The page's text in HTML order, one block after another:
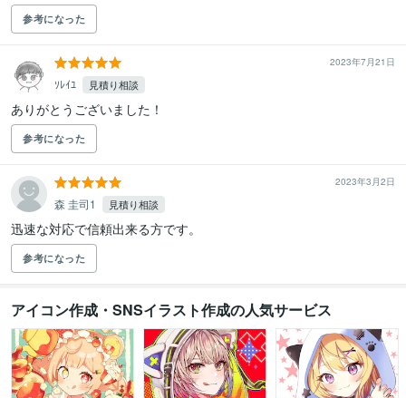
参考になった
2023年7月21日
ｿﾚｲﾕ 見積り相談
ありがとうございました！
参考になった
2023年3月2日
森 圭司1 見積り相談
迅速な対応で信頼出来る方です。
参考になった
アイコン作成・SNSイラスト作成の人気サービス